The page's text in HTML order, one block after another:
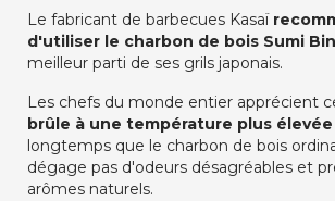
Le fabricant de barbecues Kasaï
d'utiliser le charbon de bois Sumi
meilleur parti de ses grils japonais.
Les chefs du monde entier apprécient
brûle à une température plus élevée
longtemps que le charbon de bois
dégage pas d'odeurs désagréables et
arômes naturels.